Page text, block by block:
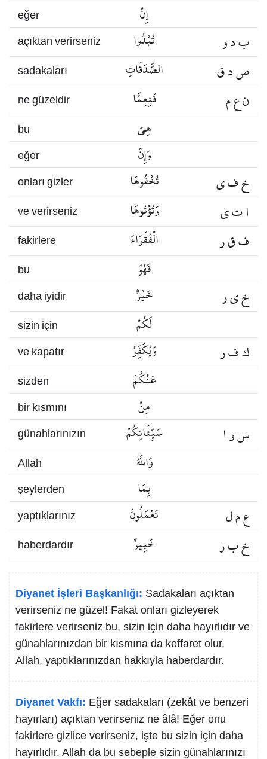
eğer إِنْ
açıktan verirseniz تُبْدُوا ب د و
sadakaları الصَّدَقَاتِ ص د ق
ne güzeldir فَنِعِمَّا ن ع م
bu هِيَ
eğer وَإِنْ
onları gizler تُخْفُوهَا خ ف ي
ve verirseniz وَتُؤْتُوهَا ا ت ي
fakirlere الْفُقَرَاءَ ف ق ر
bu فَهُوَ
daha iyidir خَيْرٌ خ ي ر
sizin için لَكُمْ
ve kapatır وَيُكَفِّرُ ك ف ر
sizden عَنْكُمْ
bir kısmını مِنْ
günahlarınızın سَيِّئَاتِكُمْ س و ا
Allah وَاللَّهُ
şeylerden بِمَا
yaptıklarınız تَعْمَلُونَ ع م ل
haberdardır خَبِيرٌ خ ب ر
Diyanet İşleri Başkanlığı: Sadakaları açıktan
verirseniz ne güzel! Fakat onları gizleyerek
fakirlere verirseniz bu, sizin için daha hayırlıdır ve
günahlarınızdan bir kısmına da keffaret olur.
Allah, yaptıklarınızdan hakkıyla haberdardır.
Diyanet Vakfı: Eğer sadakaları (zekât ve benzeri
hayırları) açıktan verirseniz ne âlâ! Eğer onu
fakirlere gizlice verirseniz, işte bu sizin için daha
hayırlıdır. Allah da bu sebeple sizin günahlarınızı